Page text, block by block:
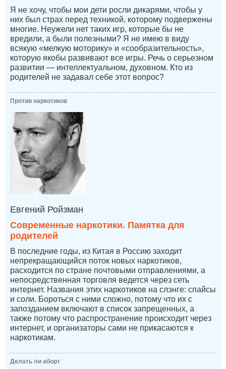
Я не хочу, чтобы мои дети росли дикарями, чтобы у
них был страх перед техникой, которому подвержены
многие. Неужели нет таких игр, которые бы не
вредили, а были полезными? Я не имею в виду
всякую «мелкую моторику» и «сообразительность»,
которую якобы развивают все игры. Речь о серьезном
развитии — интеллектуальном, духовном. Кто из
родителей не задавал себе этот вопрос?
Против наркотиков
Евгений Ройзман
Современные наркотики. Памятка для
родителей
В последние годы, из Китая в Россию заходит
непрекращающийся поток новых наркотиков,
расходится по стране почтовыми отправлениями, а
непосредственная торговля ведется через сеть
интернет. Названия этих наркотиков на слэнге: спайсы
и соли. Бороться с ними сложно, потому что их с
запозданием включают в список запрещенных, а
также потому что распространение происходит через
интернет, и организаторы сами не прикасаются к
наркотикам.
Делать ли аборт